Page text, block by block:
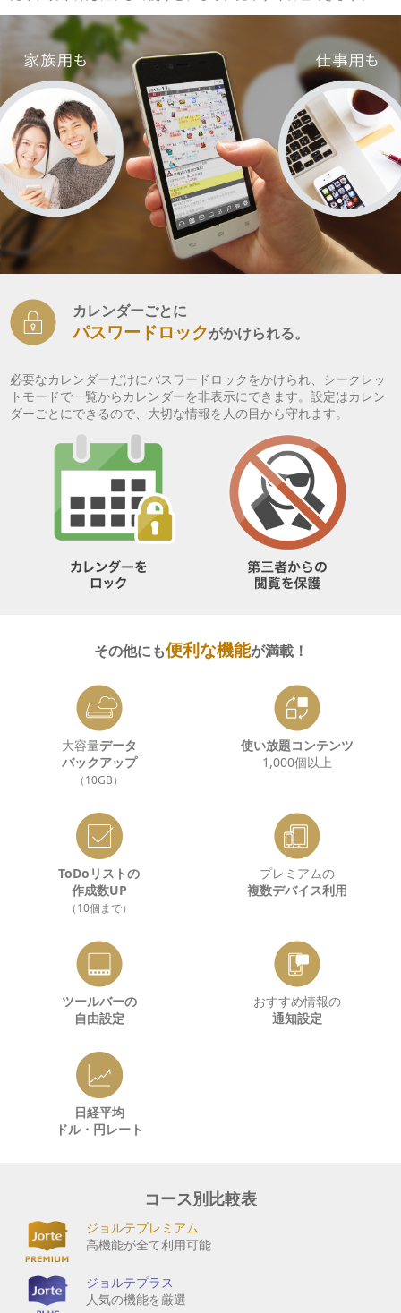
カレンダーごとに
パスワードロックがかけられる。
必要なカレンダーだけにパスワードロックをかけられ、シークレッ
トモードで一覧からカレンダーを非表示にできます。設定はカレン
ダーごとにできるので、大切な情報を人の目から守れます。
その他にも便利な機能が満載！
大容量データ
バックアップ
（10GB）
使い放題コンテンツ
1,000個以上
ToDoリストの
作成数UP
（10個まで）
プレミアムの
複数デバイス利用
ツールバーの
自由設定
おすすめ情報の
通知設定
日経平均
ドル・円レート
コース別比較表
ジョルテプレミアム
高機能が全て利用可能
ジョルテプラス
人気の機能を厳選